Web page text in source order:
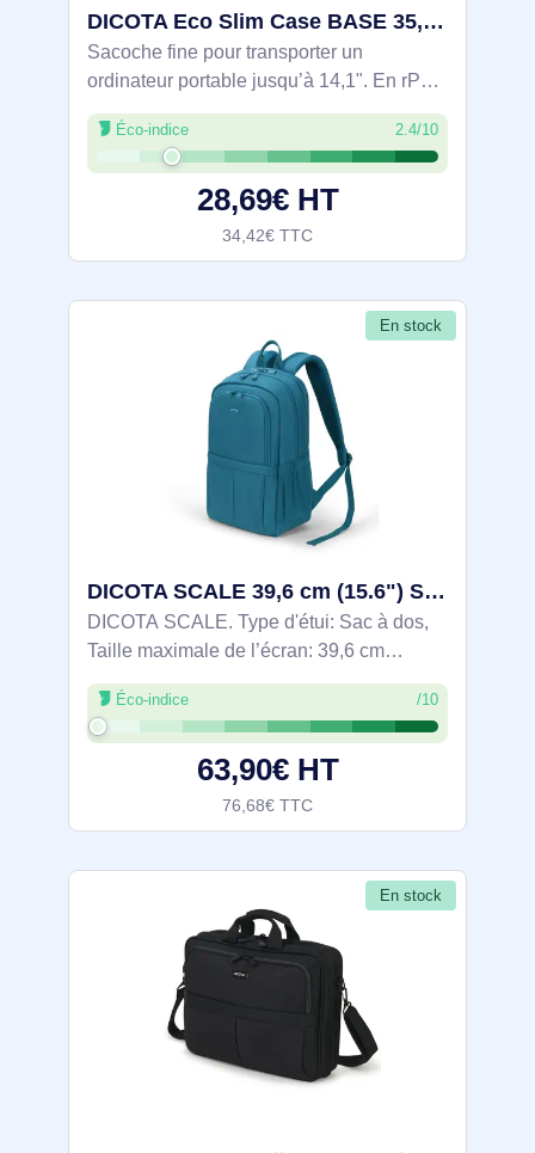
DICOTA Eco Slim Case BASE 35,8 cm (14.1") Bleu - D31307-RPET
Sacoche fine pour transporter un
ordinateur portable jusqu’à 14,1". En rPET
issu de bouteilles (jusqu’à 36), elle
protège dans un compartiment rembourré.
Port à la main ou à l’épaule via sangle
Éco-indice 2.4/10
28,69€ HT
34,42€ TTC
En stock
DICOTA SCALE 39,6 cm (15.6") Sac à dos Bleu - D31735
DICOTA SCALE. Type d'étui: Sac à dos,
Taille maximale de l’écran: 39,6 cm
(15.6"), Portable à là main. Poids: 690 g
Éco-indice /10
63,90€ HT
76,68€ TTC
En stock